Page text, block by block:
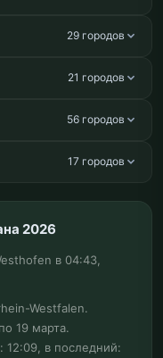
29 городов
21 городов
56 городов
17 городов
2026
в 04:43,
Westfalen.
19 марта.
12:09, в последний: